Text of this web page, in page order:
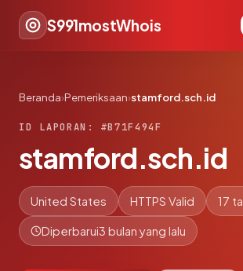
S991mostWhois
Beranda›Pemeriksaan›stamford.sch.id
ID LAPORAN: #B71F494F
stamford.sch.id
United States HTTPS Valid 17
Diperbarui3 bulan yang lalu